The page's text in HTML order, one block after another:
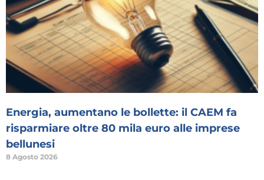
Energia, aumentano le bollette: il CAEM fa
risparmiare oltre 80 mila euro alle imprese
bellunesi
8 Agosto 2026